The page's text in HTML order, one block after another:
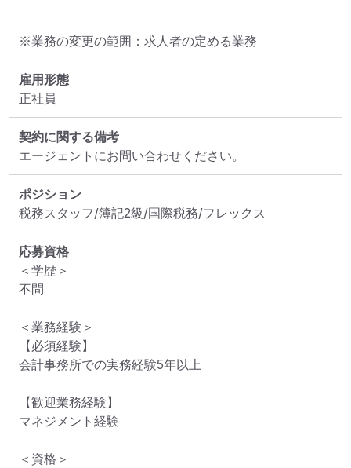
※業務の変更の範囲：求人者の定める業務
雇用形態
正社員
契約に関する備考
エージェントにお問い合わせください。
ポジション
税務スタッフ/簿記2級/国際税務/フレックス
応募資格
＜学歴＞
不問
＜業務経験＞
【必須経験】
会計事務所での実務経験5年以上
【歓迎業務経験】
マネジメント経験
＜資格＞